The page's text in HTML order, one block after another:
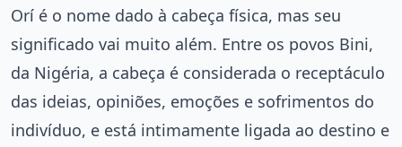
Orí é o nome dado à cabeça física, mas seu
significado vai muito além. Entre os povos Bini,
da Nigéria, a cabeça é considerada o receptáculo
das ideias, opiniões, emoções e sofrimentos do
indivíduo, e está intimamente ligada ao destino e